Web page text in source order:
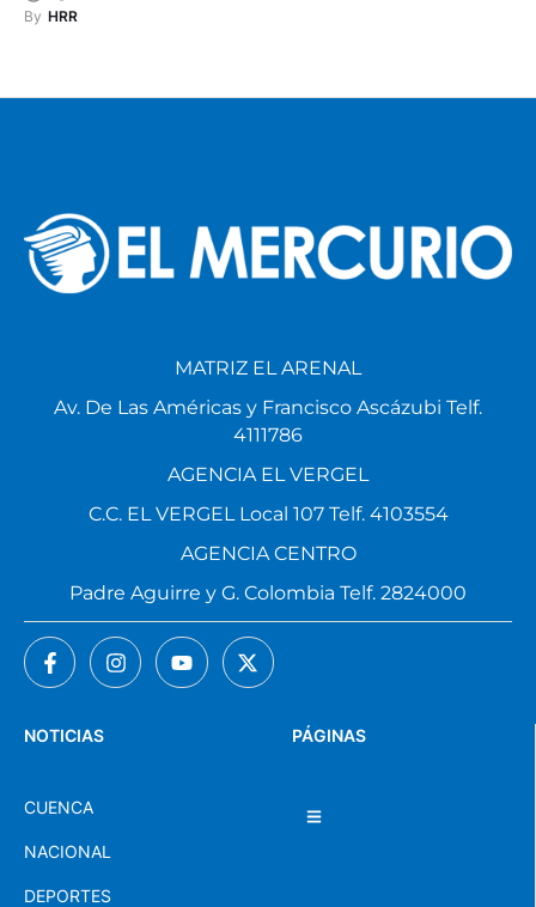
By HRR
PÁGINAS
NOTICIAS
CUENCA
NACIONAL
DEPORTES
MATRIZ EL ARENAL
Av. De Las Américas y Francisco Ascázubi Telf.
4111786
AGENCIA EL VERGEL
C.C. EL VERGEL Local 107 Telf. 4103554
AGENCIA CENTRO
Padre Aguirre y G. Colombia Telf. 2824000